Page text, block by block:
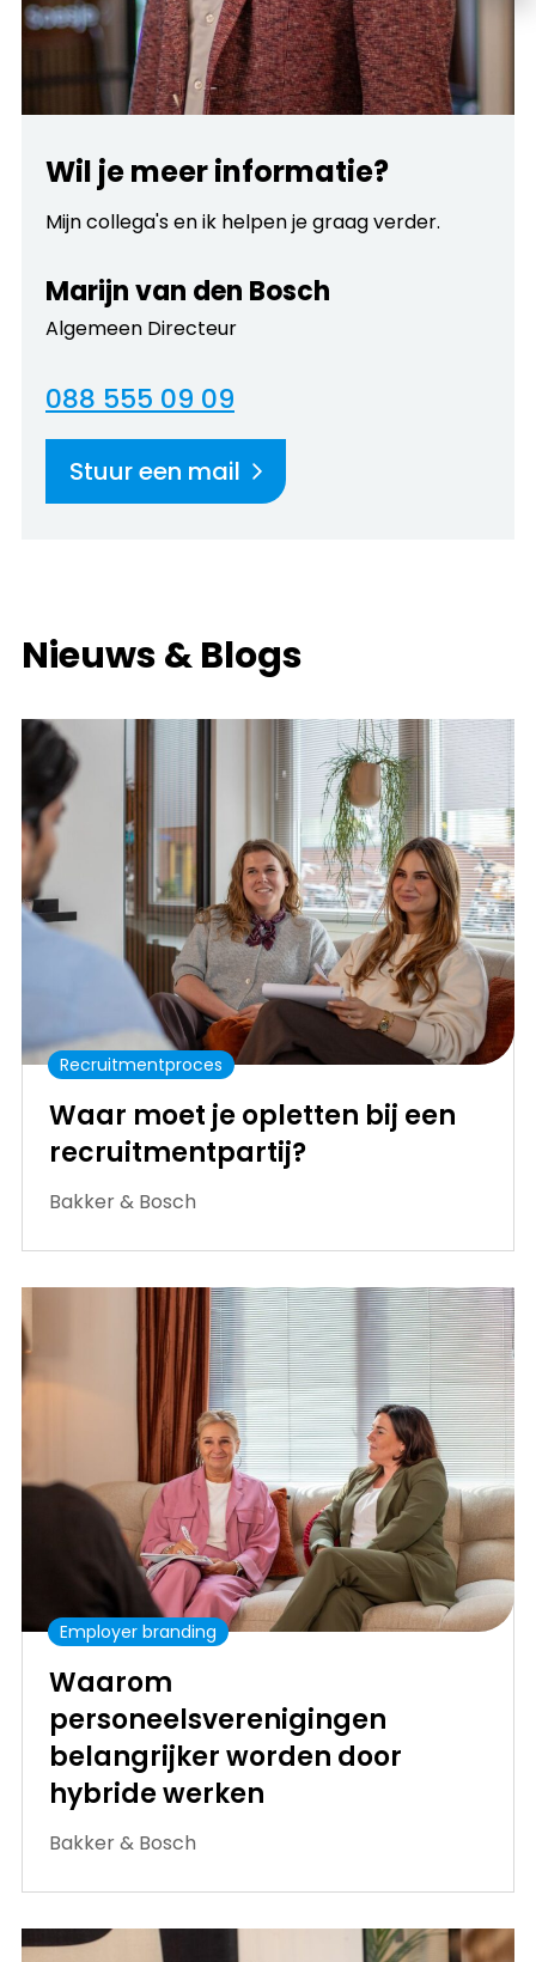
Wil je meer informatie?
Mijn collega's en ik helpen je graag verder.
Marijn van den Bosch
Algemeen Directeur
088 555 09 09
Stuur een mail
Nieuws & Blogs
Recruitmentproces
Waar moet je opletten bij een
recruitmentpartij?
Bakker & Bosch
Employer branding
Waarom
personeelsverenigingen
belangrijker worden door
hybride werken
Bakker & Bosch